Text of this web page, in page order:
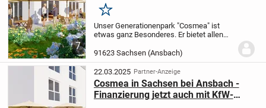
7
Merken
Unser Generationenpark "Cosmea" ist
etwas ganz Besonderes. Er bietet allen
selbstbestimmtes Leben brauchen, egal
ob zu zweit oder alleine.Moderne und
gelungene Wohnungsgru...
91623 Sachsen (Ansbach)
22.03.2025 Partner-Anzeige
Cosmea in Sachsen bei Ansbach -
Finanzierung jetzt auch mit KfW-